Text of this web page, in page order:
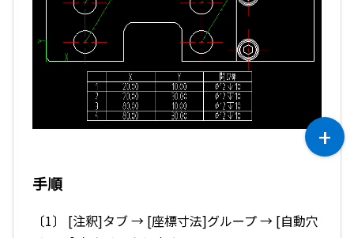
手順
〔1〕 [注釈]タブ → [座標寸法]グループ → [自動穴